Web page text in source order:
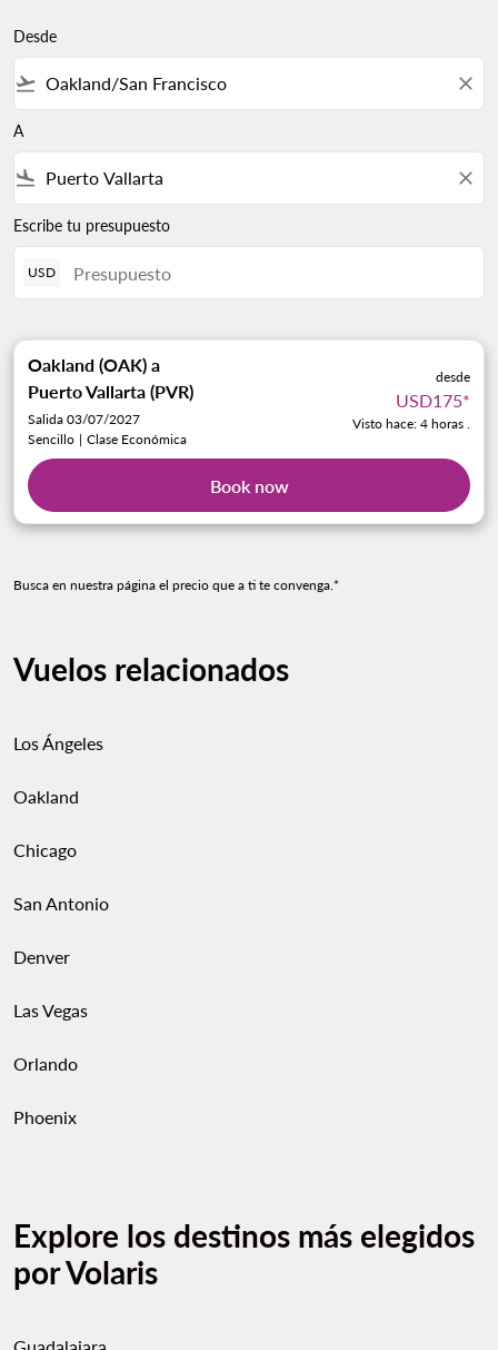
Desde
flight_takeoff close
A
flight_land close
Escribe tu presupuesto
USD
Oakland (OAK) a
Puerto Vallarta (PVR)
Salida 03/07/2027
Sencillo | Clase Económica
desde
USD175*
Visto hace: 4 horas .
Book now
Busca en nuestra página el precio que a ti te convenga.*
Vuelos relacionados
Los Ángeles
Oakland
Chicago
San Antonio
Denver
Las Vegas
Orlando
Phoenix
Explore los destinos más elegidos
por Volaris